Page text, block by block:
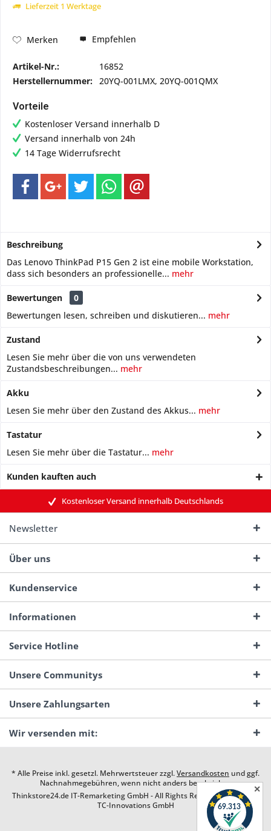
Lieferzeit 1 Werktage
Merken Empfehlen
Artikel-Nr.:
16852
Herstellernummer: 20YQ-001LMX, 20YQ-001QMX
Vorteile
Kostenloser Versand innerhalb D
Versand innerhalb von 24h
14 Tage Widerrufsrecht
Beschreibung
Das Lenovo ThinkPad P15 Gen 2 ist eine mobile Workstation,
dass sich besonders an professionelle... mehr
Bewertungen
0
Bewertungen lesen, schreiben und diskutieren... mehr
Zustand
Lesen Sie mehr über die von uns verwendeten
Zustandsbeschreibungen... mehr
Akku
Lesen Sie mehr über den Zustand des Akkus... mehr
Tastatur
Lesen Sie mehr über die Tastatur... mehr
Kunden kauften auch
Kostenloser Versand innerhalb Deutschlands
Newsletter
Über uns
Kundenservice
Informationen
Service Hotline
Unsere Communitys
Unsere Zahlungsarten
Wir versenden mit:
* Alle Preise inkl. gesetzl. Mehrwertsteuer zzgl.Versandkosten und ggf.
Nachnahmegebühren, wenn nicht anders beschrieben
Thinkstore24.de IT-Remarketing GmbH - All Rights Reserved. Design by
TC-Innovations GmbH
✕